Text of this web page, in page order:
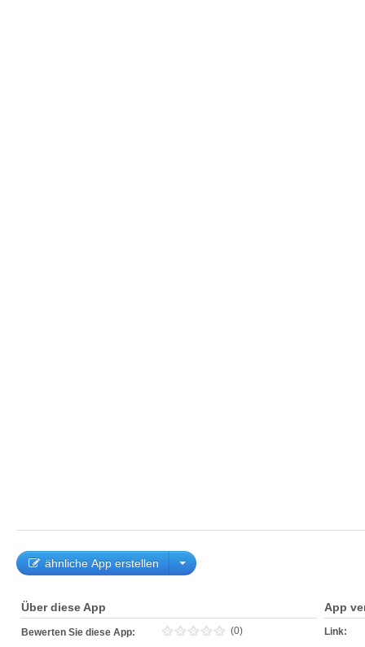
ähnliche App erstellen
Über diese App
Bewerten Sie diese App: (0)
App
Link: